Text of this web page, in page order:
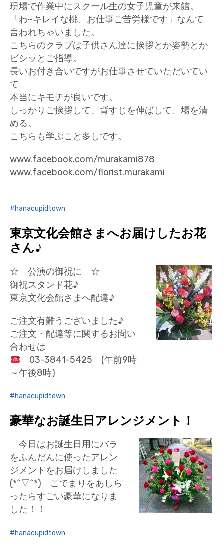
現場で作業中にスクール生の女子児童が来館。
「わ~キレイな桃、お仕事ご苦労様です」なんて
言われちゃいました。
こちらのクラブは子供さん達に挨拶とか姿勢とか
ビシッとご指導。
長いお付き合いですがお仕事させていただいてい
て
本当にキモチが良いです。
しっかりご挨拶して、背すじを伸ばして、場を清
める。
こちらも学ぶこと多しです。
www.facebook.com/murakami878
www.facebook.com/florist.murakami
hanacupidtown
東京文化会館さまへお届けしたお花
さん♪
☆ 公演の御祝に ☆
御祝スタンド花♪
東京文化会館さまへ配達♪
ご注文有難うございました♪
ご注文・配達等に関するお問い
合わせは
03-3841-5425 (午前9時
～午後8時)
hanacupidtown
豪華なお誕生日アレンジメント！
今日はお誕生日用にバラ
をふんだんに使ったアレン
ジメントをお届けしました
(*^▽^*) こでまりをあしら
ったらすごい豪華になりま
した！！
hanacupidtown